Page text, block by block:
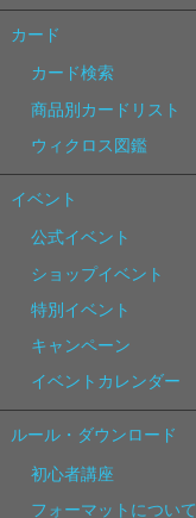
カード
カード検索
商品別カードリスト
ウィクロス図鑑
イベント
公式イベント
ショップイベント
特別イベント
キャンペーン
イベントカレンダー
ルール・ダウンロード
初心者講座
フォーマットについて